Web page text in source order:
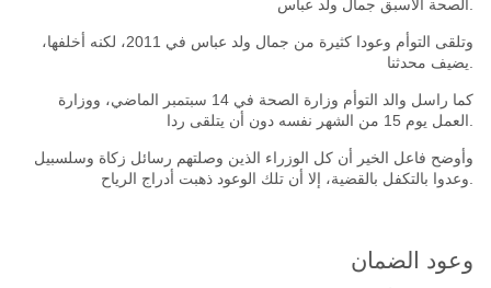
وتلقى التوأم وعودا كثيرة من جمال ولد عباس في 2011،
لكنه أخلفها،
كما راسل والد التوأم وزارة الصحة في 14 سبتمبر الماضي، ووزارة
العمل يوم 15
وأوضح فاعل الخير أن كل الوزراء الذين وصلتهم رسائل زكاة وسلسبيل
وعود الضمان